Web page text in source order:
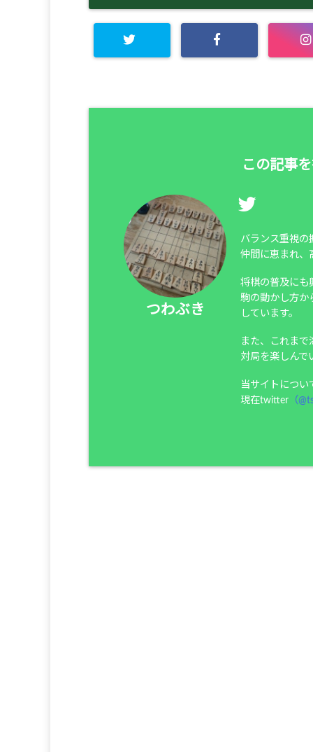
この記事
つわぶき
バランス重視の
仲間に恵まれ、
将棋の普及にも
駒の動かし方か
しています。
また、これま
対局を楽しんで
当サイトについ
現在twitter （